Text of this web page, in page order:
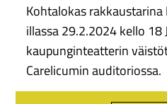
Kohtalokas
illassa 29.2.2024 kello 18
kaupunginteatterin
Carelicumin auditoriossa.